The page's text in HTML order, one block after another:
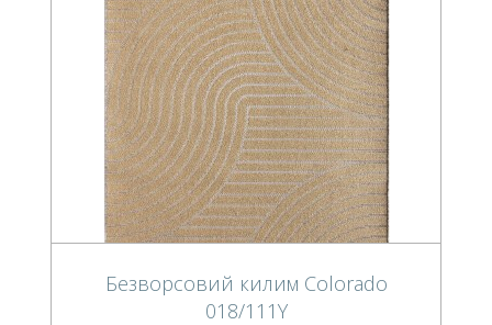
Безворсовий килим Colorado
018/111Y